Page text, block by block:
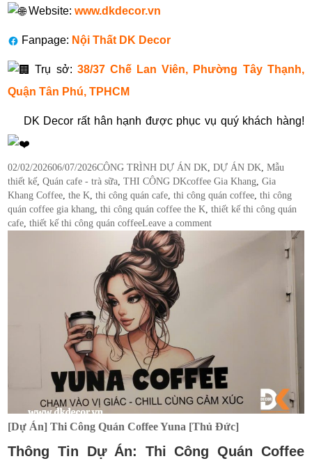
Website:www.dkdecor.vn
Fanpage: Nội Thất DK Decor
Trụ sở: 38/37 Chế Lan Viên, Phường Tây Thạnh,
Quận Tân Phú, TPHCM
DK Decor rất hân hạnh được phục vụ quý khách hàng!
Posted
on
02/02/202606/07/2026Categories
CÔNG TRÌNH DỰ ÁN DK ,DỰ ÁN DK ,Mẫu
thiết kế ,Quán cafe - trà sữa ,THI CÔNG DKTags
coffee Gia Khang ,Gia
Khang Coffee ,the K ,thi công quán cafe ,thi công quán coffee ,thi công
quán coffee gia khang ,thi công quán coffee the K ,thiết kế thi công quán
cafe ,thiết kế thi công quán coffeeLeave a comment
[Dự Án] Thi Công Quán Coffee Yuna [Thủ Đức]
Thông Tin Dự Án: Thi Công Quán Coffee